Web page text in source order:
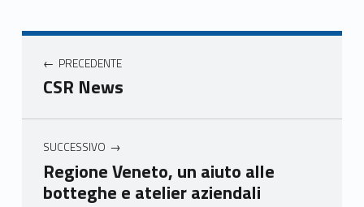
Unio
mer
e
Unio
Unio
Unio
Navigazione articoli
PRECEDENTE
CSR News
SUCCESSIVO
Regione Veneto, un aiuto alle
botteghe e atelier aziendali